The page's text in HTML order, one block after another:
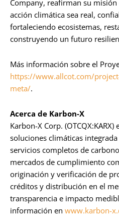
Company, reafirman su
acción climática sea real,
fortaleciendo ecosistemas,
construyendo un futuro
Más información sobre el
https://www.allcot.com/
meta/.
Acerca de Karbon-X
Karbon-X Corp.
soluciones climáticas
servicios completos de
mercados de cumplimiento
originación y verificación de
créditos y distribución en el
transparencia e impacto
información en www.karbon-